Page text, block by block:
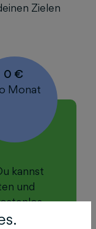
Zielen
0 €
Monat
kannst
und